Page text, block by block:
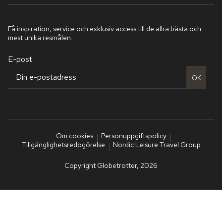
Få inspiration, service och exklusiv access till de allra bästa och
mest unika resmålen.
E-post
OK
Om cookies
Personuppgiftspolicy
Tillgänglighetsredogörelse
Nordic Leisure Travel Group
Copyright Globetrotter, 2026